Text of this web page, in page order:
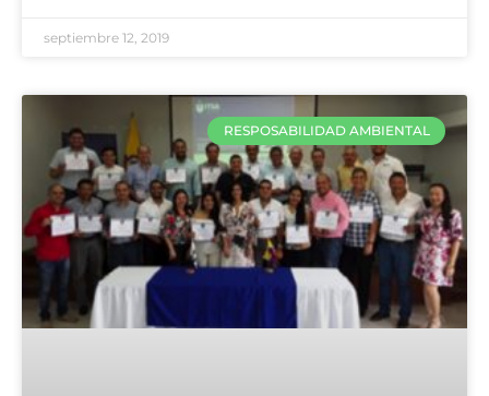
septiembre 12, 2019
RESPOSABILIDAD AMBIENTAL